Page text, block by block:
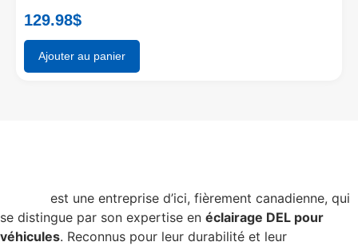
129.98$
Ajouter au panier
est une entreprise d’ici, fièrement canadienne, qui
se distingue par son expertise en éclairage DEL pour
véhicules. Reconnus pour leur durabilité et leur